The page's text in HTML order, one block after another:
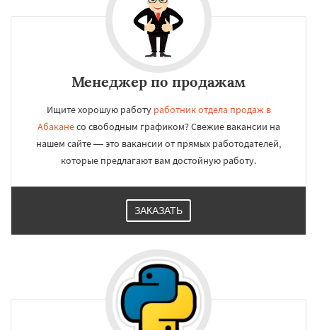
Менеджер по продажам
Ищите хорошую работу работник отдела продаж в
Абаканесо свободным графиком? Свежие вакансии на
нашем сайте — это вакансии от прямых работодателей,
которые предлагают вам достойную работу.
ЗАКАЗАТЬ